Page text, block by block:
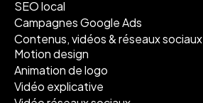
SEO local
Campagnes Google Ads
Contenus, vidéos & réseaux sociaux
Motion design
Animation de logo
Vidéo explicative